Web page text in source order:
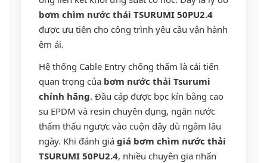
bơm chìm nước thải TSURUMI 50PU2.4
được ưu tiên cho công trình yêu cầu vận hành
êm ái.
Hệ thống Cable Entry chống thấm là cải tiến
quan trọng của bơm nước thải Tsurumi
chính hãng. Đầu cáp được bọc kín bằng cao
su EPDM và resin chuyên dụng, ngăn nước
thẩm thấu ngược vào cuộn dây dù ngâm lâu
ngày. Khi đánh giá giá bơm chìm nước thải
TSURUMI 50PU2.4, nhiều chuyên gia nhấn